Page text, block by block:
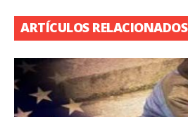
ARTÍCULOS RELACIONADOS